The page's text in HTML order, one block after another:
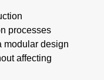
processes
modular design
affecting